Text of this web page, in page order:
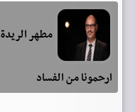
مطهر الريدة
ارحمونا من الفساد